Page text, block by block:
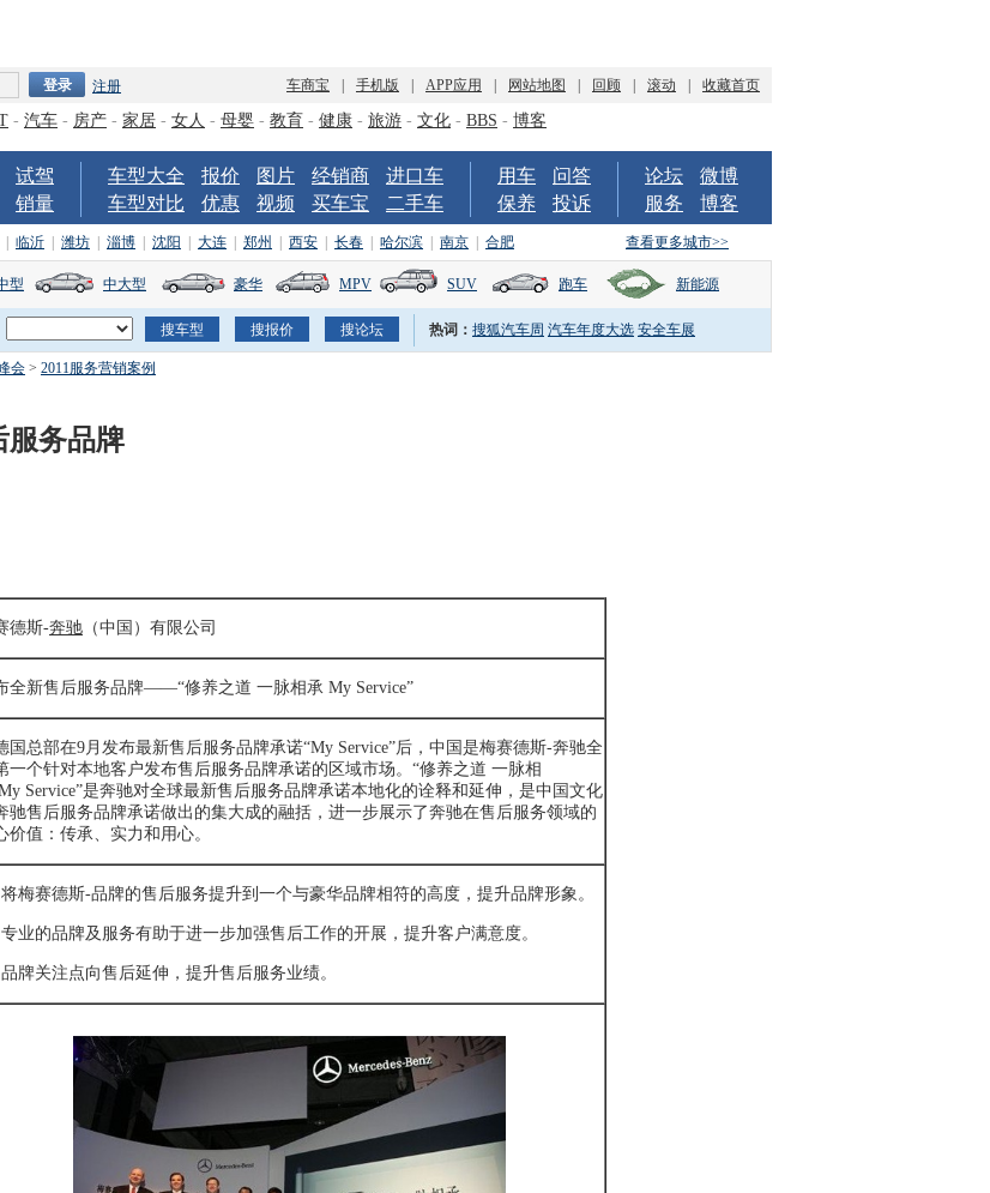
注册 车商宝 手机版 APP应用 网站地图 回顾 滚动 收藏首页
- 汽车 - 房产 - 家居 - 女人 - 母婴 - 教育 - 健康 - 旅游 - 文化 - BBS - 博客
试驾
销量
车型大全 报价 图片 经销商
进口车
车型对比
优惠 视频 买车宝 二手车
用车
问答
保养
投诉
论坛
微博
服务
博客
查看更多城市>>
临沂 潍坊 淄博 沈阳 大连 郑州 西安 长春 哈尔滨 南京 合肥
型 中大型 豪华 MPV SUV 跑车 新能源
热词： 搜狐汽车周 汽车年度大选 安全车展
会 > 2011服务营销案例
服务品牌
德斯-奔驰 （中国）有限公司
全新售后服务品牌——“修养之道 一脉相承 My Service”
国总部在9月发布最新售后服务品牌承诺“My Service”后，中国是梅赛德斯-奔驰全
一个针对本地客户发布售后服务品牌承诺的区域市场。“修养之道 一脉相
Service”是奔驰对全球最新售后服务品牌承诺本地化的诠释和延伸，是中国文化
驰售后服务品牌承诺做出的集大成的融括，进一步展示了奔驰在售后服务领域的
价值：传承、实力和用心。
梅赛德斯-品牌的售后服务提升到一个与豪华品牌相符的高度，提升品牌形象。
业的品牌及服务有助于进一步加强售后工作的开展，提升客户满意度。
牌关注点向售后延伸，提升售后服务业绩。